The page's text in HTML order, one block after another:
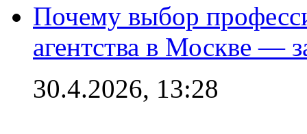
Почему выбор
агентства в Москве —
30.4.2026, 13:28